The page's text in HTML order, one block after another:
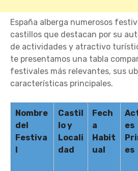
España alberga numerosos
castillos que destacan por su
de actividades y atractivo
te presentamos una tabla
festivales más relevantes, sus
características principales.
Nombre
del
Festiva
Castil
lo y
Locali
dad
Fech
a
Habit
ual
es
es